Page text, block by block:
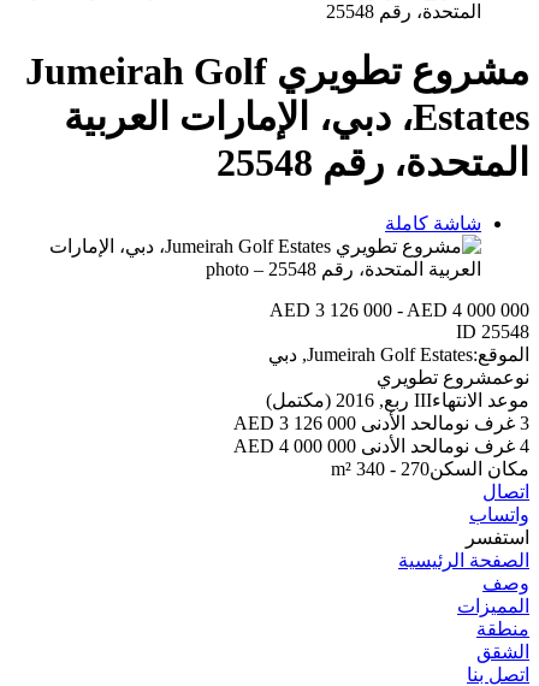
المتحدة، رقم 25548
مشروع تطويري Jumeirah Golf
Estates، دبي، الإمارات العربية
المتحدة، رقم 25548
شاشة كاملة
AED 3 126 000 - AED 4 000 000
ID 25548
الموقع:Jumeirah Golf Estates, دبي
نوعمشروع تطويري
موعد الانتهاءIII ربع, 2016 (مكتمل)
3 غرف نوم
الحد الأدنى 3 126 000 AED
4 غرف نوم
الحد الأدنى 4 000 000 AED
مكان السكن270 - 340 m²
اتصال
واتساب
استفسر
الصفحة الرئيسية
وصف
المميزات
منطقة
الشقق
اتصل بنا